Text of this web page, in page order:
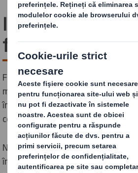
Informatii
furnizori
Furnizorii noștri joacă un rol
misiunii noastre ca afacere, motiv
împreună pentru a asigura achiziții
corecte.
Ne angajăm să ne asigurăm că
îndeplinesc aceleași standarde pe